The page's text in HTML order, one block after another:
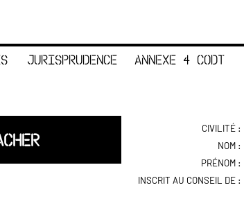
JURISPRUDENCE ANNEXE 4 CODT
CIVILITÉ :
NOM :
PRÉNOM :
INSCRIT AU CONSEIL DE :